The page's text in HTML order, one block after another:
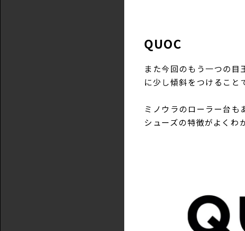
QUOC
また今回のもう一つの
に少し傾斜をつけること
ミノウラのローラー台も
シューズの特徴がよくわ